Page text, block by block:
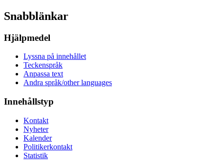
Snabblänkar
Hjälpmedel
Lyssna på innehållet
Teckenspråk
Anpassa text
Andra språk/other languages
Innehållstyp
Kontakt
Nyheter
Kalender
Politikerkontakt
Statistik